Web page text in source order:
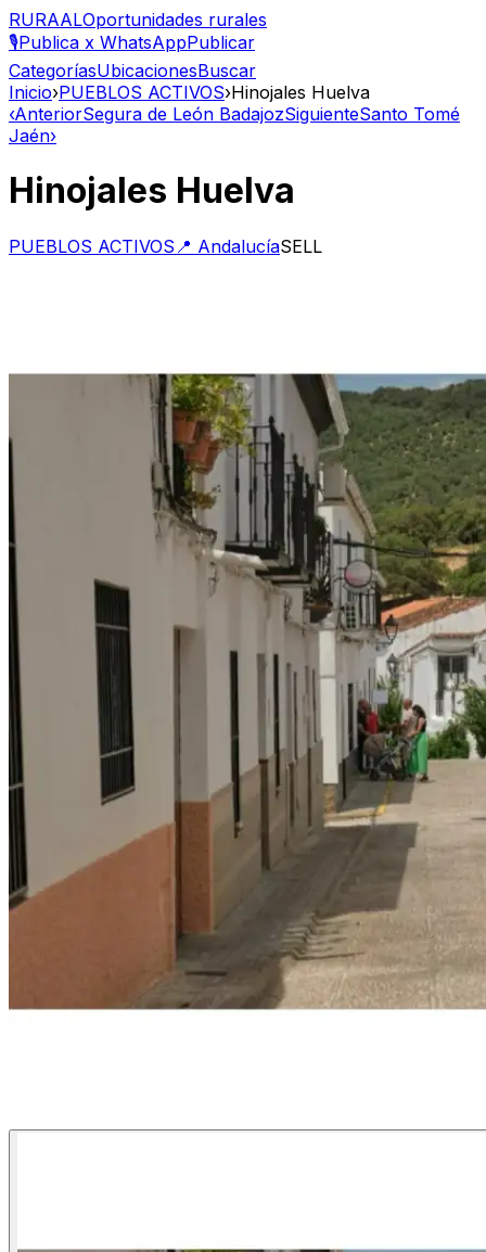
RURAALOportunidades rurales
🎙️Publica x WhatsAppPublicar
CategoríasUbicacionesBuscar
Inicio›PUEBLOS ACTIVOS›Hinojales Huelva
‹AnteriorSegura de León BadajozSiguienteSanto Tomé
Jaén›
Hinojales Huelva
PUEBLOS ACTIVOS 📍 AndalucíaSELL